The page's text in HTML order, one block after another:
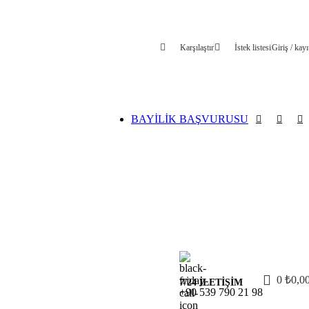
Karşılaştır İstek listesiGiriş /
BAYİLİK BAŞVURUSU
7/24 İLETİŞİM
+90 539 790 21 98
0 ₺